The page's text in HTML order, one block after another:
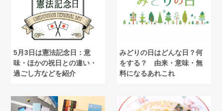
5月3日は憲法記念日：意
味・ほかの祝日との違い・
過ごし方などを紹介
みどりの日はどんな日？何
をする？ 由来・意味・無
料になるあれこれ